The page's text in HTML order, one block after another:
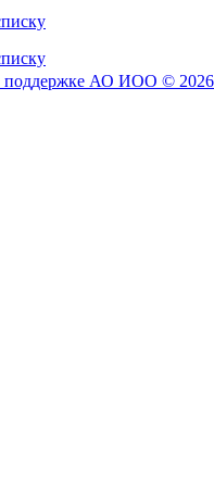
поддержке АО ИОО © 2026